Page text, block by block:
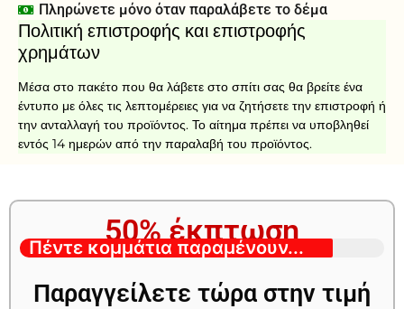
Πληρώνετε μόνο όταν παραλάβετε το δέμα
Πολιτική επιστροφής και επιστροφής
χρημάτων
Μέσα στο πακέτο που θα λάβετε στο σπίτι σας θα βρείτε ένα
έντυπο με όλες τις λεπτομέρειες για να ζητήσετε την επιστροφή ή
την ανταλλαγή του προϊόντος. Το αίτημα πρέπει να υποβληθεί
εντός 14 ημερών από την παραλαβή του προϊόντος.
50% έκπτωση
Πέντε κομμάτια παραμένουν...
Παραγγείλετε τώρα στην τιμή